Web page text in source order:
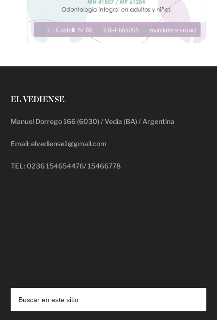
EL VEDIENSE
Manuel Dorrego 166 (6030) / Vedia (BA) / Argentina
Email: elvediense1@gmail.com
TEL: 0236 154654476/ 15466778